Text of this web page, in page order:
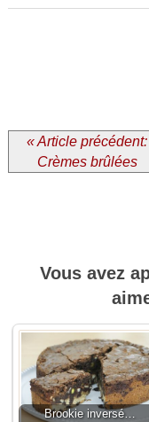
« Article précédent:
Crèmes brûlées
Vous avez
Brookie inversé…